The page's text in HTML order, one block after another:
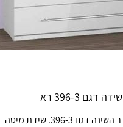
שידה דגם 396-3 רא
שידה לחדר השינה דגם 396-3. שידת מיטה